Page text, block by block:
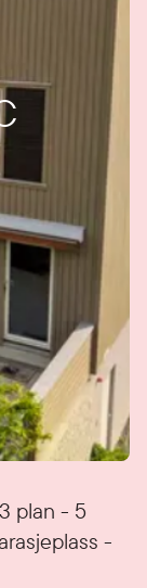
plan - 5
-